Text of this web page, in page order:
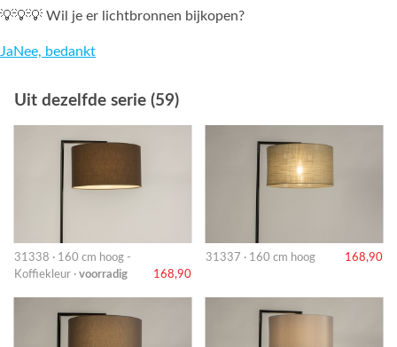
💡💡💡 Wil je er lichtbronnen bijkopen?
JaNee, bedankt
Uit dezelfde serie (59)
31338 · 160 cm hoog -
Koffiekleur · voorradig 168,90
31337 · 160 cm hoog 168,90